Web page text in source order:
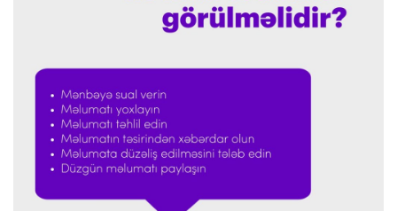
23:59 06.08.2026
Formula-1 23:51 06.08.2026
"Antonelli çox etibarlı pilota çevrilib"
Formula-1 23:44 06.08.2026